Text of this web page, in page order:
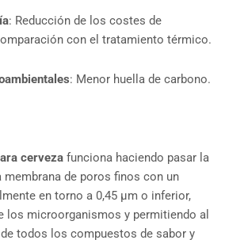
: Reducción de los costes de
con el tratamiento térmico.
: Menor huella de carbono.
cerveza funciona haciendo pasar la
membrana de poros finos con un
en torno a 0,45 μm o inferior,
los microorganismos y permitiendo al
todos los compuestos de sabor y